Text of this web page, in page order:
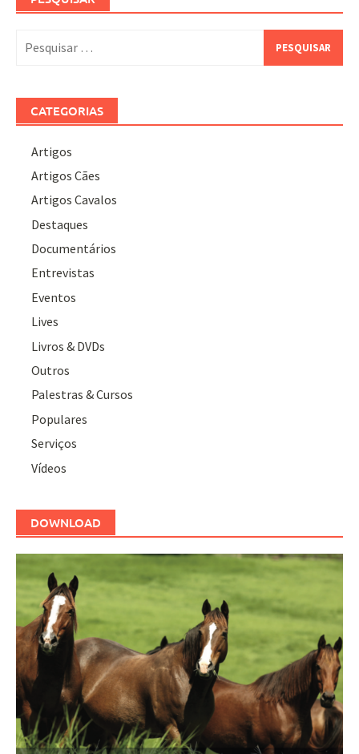
por:
CATEGORIAS
Artigos
Artigos Cães
Artigos Cavalos
Destaques
Documentários
Entrevistas
Eventos
Lives
Livros & DVDs
Outros
Palestras & Cursos
Populares
Serviços
Vídeos
DOWNLOAD